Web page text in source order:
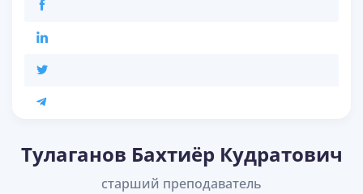
Тулаганов Бахтиёр Кудратович
старший преподаватель